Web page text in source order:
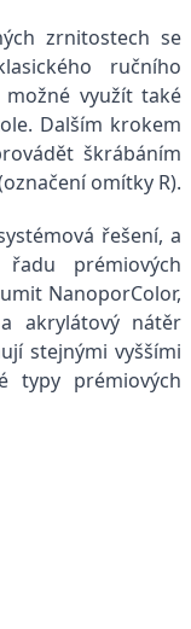
zrnitostech se
ručního
využít také
Dalším krokem
škrábáním
omítky R).
řešení, a
prémiových
NanoporColor,
akrylátový nátěr
stejnými vyššími
typy prémiových